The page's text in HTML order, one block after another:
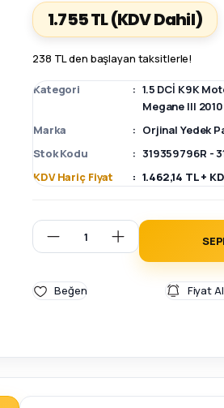
1.755 TL(KDV Dahil)
238 TL den başlayan taksitlerle!
Kategori 1.5 DCİ K9K
Megane III
Marka
Orjinal Yedek
Stok Kodu
319359796R -
KDV Hariç Fiyat
1.462,14 TL +
Fiyat